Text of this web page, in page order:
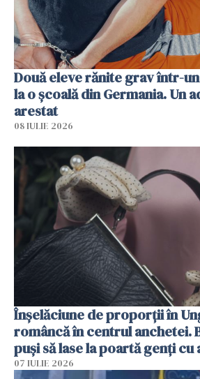
Două eleve rănite grav într-
la o școală din Germania. Un
arestat
08 IULIE 2026
Înșelăciune de proporții în
româncă în centrul anchetei.
puși să lase la poartă genți cu
07 IULIE 2026